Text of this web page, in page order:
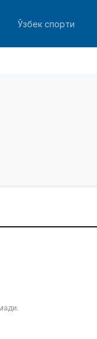
Ўзбек спорти